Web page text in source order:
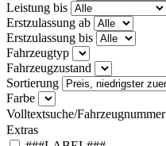
Leistung bis
Erstzulassung ab
Erstzulassung bis
Fahrzeugtyp
Fahrzeugzustand
Sortierung
Farbe
Volltextsuche/Fahrzeugnummer
Extras